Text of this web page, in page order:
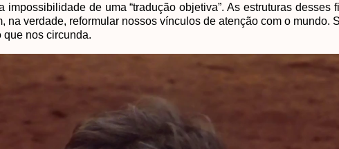
de uma “tradução objetiva”. As estruturas desses
na verdade, reformular nossos vínculos de atenção com o mundo.
nos circunda.